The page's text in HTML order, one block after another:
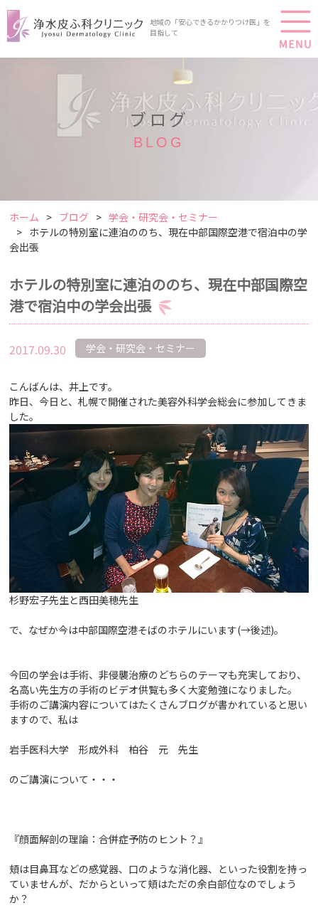
地域の「安心できるかかりつけ医」を
目指して
ブログ
BLOG
ホーム ブログ
学会・研究会・セミナー
ホテルの特別室に連泊ののち、現在中部国際空港で宿泊中の学
会出張
ホテルの特別室に連泊ののち、現在中部国際空
港で宿泊中の学会出張
2017.09.30 学会・研究会・セミナー
こんばんは、井上です。
昨日、今日と、札幌で開催された美容外科学会総会に参加してきま
した。
杉野宏子先生と西田美穂先生
で、なぜか今は中部国際空港そばのホテルにいます(→後述)。
今回の学会は手術、非侵襲治療のどちらのテーマも充実しており、
名高い先生方の手術のビデオ供覧も多く大変勉強になりました。
手術のご講演内容についてはたくさんブログが書かれていると思い
ますので、私は
岩手医科大学 形成外科 柏谷 元 先生
のご講演について・・・
『顔面解剖の理論：合併症予防のヒント？』
頬は目鼻耳などの感覚器、口のような消化器、といった役割を持っ
ていませんが、だからといって頬はただの余白部位なのでしょう
か？